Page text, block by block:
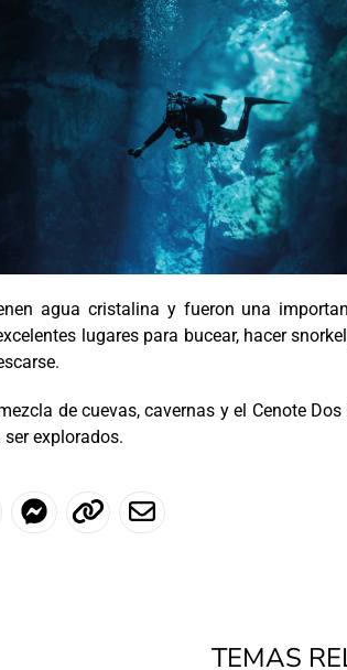
agua cristalina y fueron una
lugares para bucear, hacer
de cuevas, cavernas y el Cenote
explorados.
TEMAS